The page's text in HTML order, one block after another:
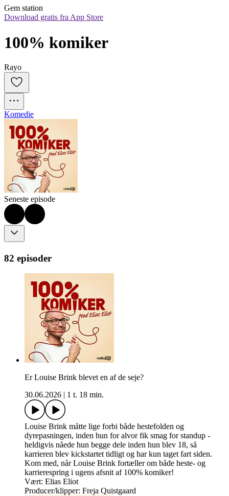
Gem station
Download gratis fra App Store
100% komiker
Rayo
Komedie
Seneste episode
82 episoder
Er Louise Brink blevet en af de seje?
30.06.2026
1 t. 18 min.
Louise Brink måtte lige forbi både hestefolden og
dyrepasningen, inden hun for alvor fik smag for standup -
heldigvis nåede hun begge dele inden hun blev 18, så
karrieren blev kickstartet tidligt og har kun taget fart siden.
Kom med, når Louise Brink fortæller om både heste- og
karrierespring i ugens afsnit af 100% komiker!
Vært: Elias Eliot
Producer/klipper: Freja Quistgaard